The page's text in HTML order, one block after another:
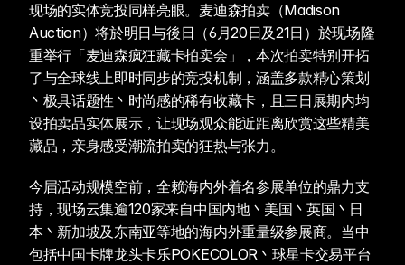
现场的实体竞投同样亮眼。麦迪森拍卖（Madison
Auction）将於明日与後日（6月20日及21日）於现场隆
重举行「麦迪森疯狂藏卡拍卖会」，本次拍卖特别开拓
了与全球线上即时同步的竞投机制，涵盖多款精心策划
丶极具话题性丶时尚感的稀有收藏卡，且三日展期内均
设拍卖品实体展示，让现场观众能近距离欣赏这些精美
藏品，亲身感受潮流拍卖的狂热与张力。
今届活动规模空前，全赖海内外着名参展单位的鼎力支
持，现场云集逾120家来自中国内地丶美国丶英国丶日
本丶新加坡及东南亚等地的海内外重量级参展商。当中
包括中国卡牌龙头卡乐POKECOLOR丶球星卡交易平台